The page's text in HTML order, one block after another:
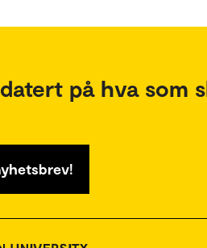
på hva som